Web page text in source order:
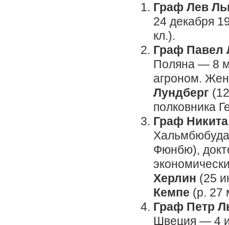
Граф Лев
24 декабря
кл.).
Граф Павел
Поляна — 8
агроном.
Лундберг
полковника
Граф
Фюнбю),
Херлин (25
Кемпе (р. 27
Граф Петр
Швеция — 4